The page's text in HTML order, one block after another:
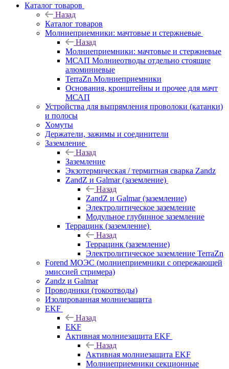
Каталог товаров
Назад
Каталог товаров
Молниеприемники: мачтовые и стержневые
Назад
Молниеприемники: мачтовые и стержневые
МСАП Молниеотводы отдельно стоящие
алюминиевые
TerraZn Молниеприемники
Основания, кронштейны и прочее для мачт
МСАП
Устройства для выпрямления проволоки (катанки)
и полосы
Хомуты
Держатели, зажимы и соединители
Заземление
Назад
Заземление
Экзотермическая / термитная сварка Zandz
ZandZ и Galmar (заземление)
Назад
ZandZ и Galmar (заземление)
Электролитическое заземление
Модульное глубинное заземление
Террацинк (заземление)
Назад
Террацинк (заземление)
Электролитическое заземление TerraZn
Forend МОЭС (молниеприемники с опережающей
эмиссией стримера)
Zandz и Galmar
Проводники (токоотводы)
Изолированная молниезащита
EKF
Назад
EKF
Активная молниезащита EKF
Назад
Активная молниезащита EKF
Молниеприемники секционные